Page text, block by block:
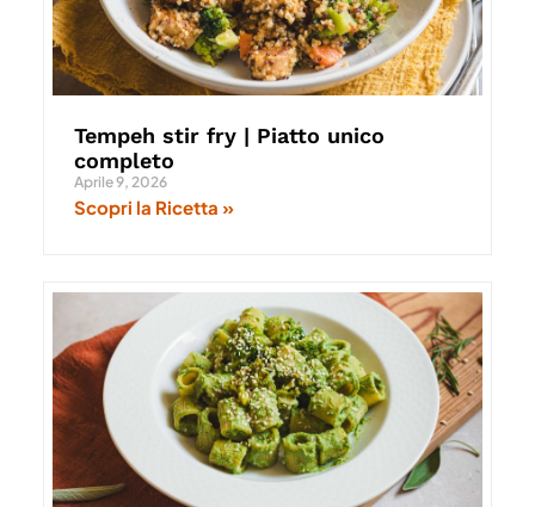
Tempeh stir fry | Piatto unico
completo
Aprile 9, 2026
Scopri la Ricetta »